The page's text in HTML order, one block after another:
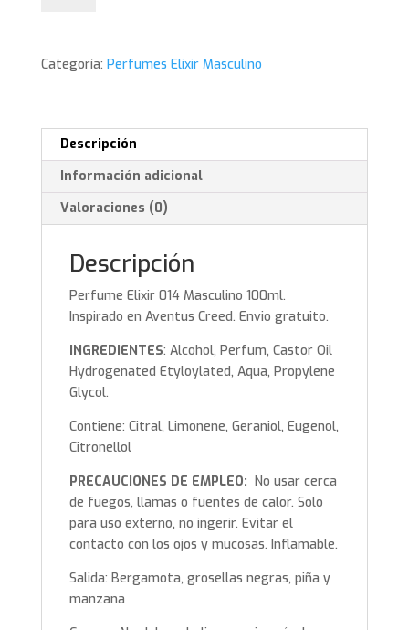
100ml.
Inspirado
Creed.
Envio
gratuito.
cantidad
Categoría: Perfumes Elixir Masculino
Descripción
Información adicional
Valoraciones (0)
Descripción
Perfume Elixir 014 Masculino 100ml.
Inspirado en Aventus Creed. Envio gratuito.
INGREDIENTES: Alcohol, Perfum, Castor Oil
Hydrogenated Etyloylated, Aqua, Propylene
Glycol.
Contiene: Citral, Limonene, Geraniol, Eugenol,
Citronellol
PRECAUCIONES DE EMPLEO: No usar cerca
de fuegos, llamas o fuentes de calor. Solo
para uso externo, no ingerir. Evitar el
contacto con los ojos y mucosas. Inflamable.
Salida: Bergamota, grosellas negras, piña y
manzana